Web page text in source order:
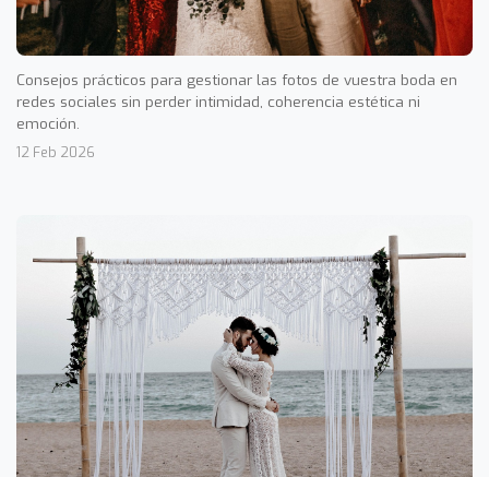
Consejos prácticos para gestionar las fotos de vuestra boda en
redes sociales sin perder intimidad, coherencia estética ni
emoción.
12 Feb 2026